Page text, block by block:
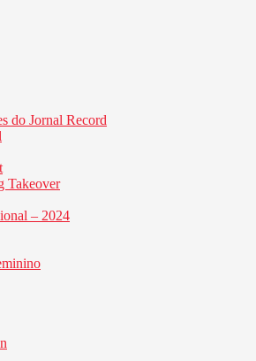
do Jornal Record
Takeover
– 2024